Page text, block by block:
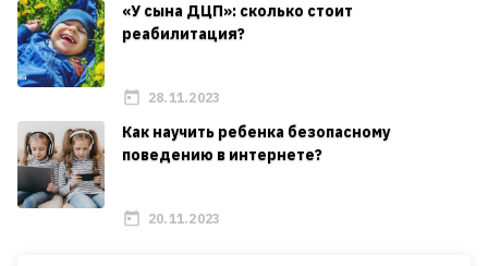
«У сына ДЦП»: сколько стоит
реабилитация?
28.11.2023
Как научить ребенка безопасному
поведению в интернете?
20.11.2023